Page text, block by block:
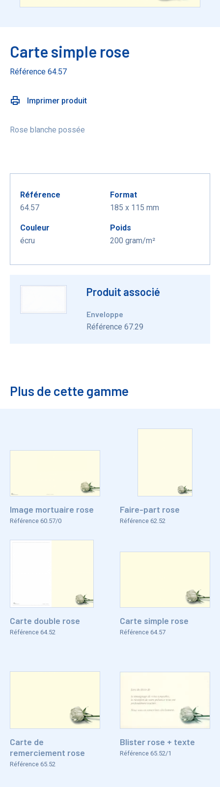
Carte simple rose
Référence 64.57
Imprimer produit
Rose blanche possée
Référence
64.57
Format
185 x 115 mm
Couleur
écru
Poids
200 gram/m²
Produit associé
Enveloppe
Référence 67.29
Plus de cette gamme
Image mortuaire rose
Référence 60.57/0
Faire-part rose
Référence 62.52
Carte double rose
Référence 64.52
Carte simple rose
Référence 64.57
Carte de
remerciement rose
Référence 65.52
Blister rose + texte
Référence 65.52/1